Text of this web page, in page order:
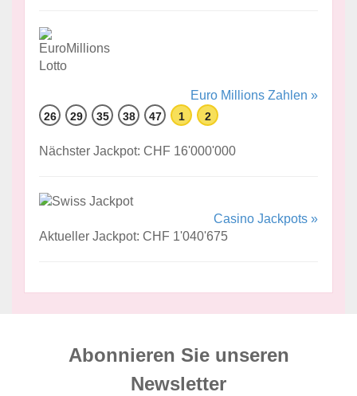
Euro Millions Zahlen »
26 29 35 38 47 1 2
Nächster Jackpot: CHF 16'000'000
Casino Jackpots »
Aktueller Jackpot: CHF 1'040'675
Abonnieren Sie unseren
News­letter